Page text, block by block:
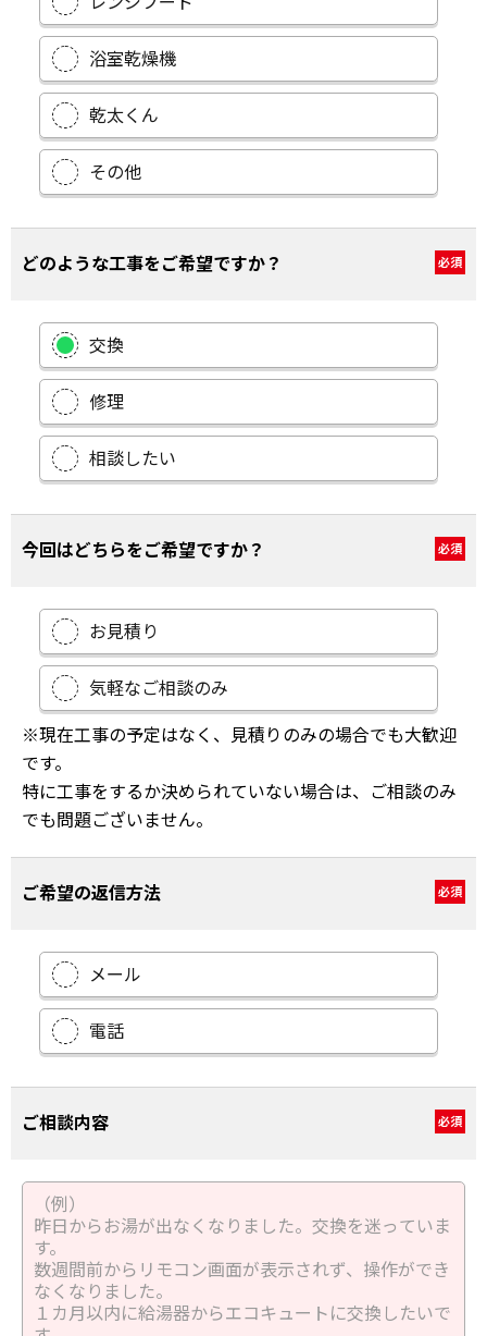
浴室乾燥機
乾太くん
その他
どのような工事をご希望ですか？ 必須
交換
修理
相談したい
今回はどちらをご希望ですか？ 必須
お見積り
気軽なご相談のみ
※現在工事の予定はなく、見積りのみの場合でも大歓迎
です。
特に工事をするか決められていない場合は、ご相談のみ
でも問題ございません。
ご希望の返信方法 必須
メール
電話
ご相談内容 必須